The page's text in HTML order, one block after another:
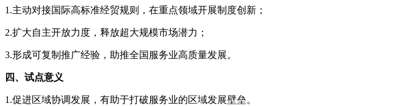
1.主动对接国际高标准经贸规则，在重点领域开展制度创新；
2.扩大自主开放力度，释放超大规模市场潜力；
3.形成可复制推广经验，助推全国服务业高质量发展。
四、试点意义
1.促进区域协调发展，有助于打破服务业的区域发展壁垒。